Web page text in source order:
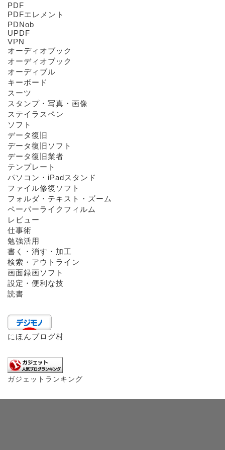
PDF
PDFエレメント
PDNob
UPDF
VPN
オーディオブック
オーディオブック
オーディブル
キーボード
スーツ
スタンプ・写真・画像
ステイラスペン
ソフト
データ復旧
データ復旧ソフト
データ復旧業者
テンプレート
パソコン・iPadスタンド
ファイル修復ソフト
フォルダ・テキスト・ズーム
ペーパーライクフィルム
レビュー
仕事術
勉強活用
書く・消す・加工
検索・アウトライン
画面録画ソフト
設定・便利な技
読書
にほんブログ村
ガジェットランキング